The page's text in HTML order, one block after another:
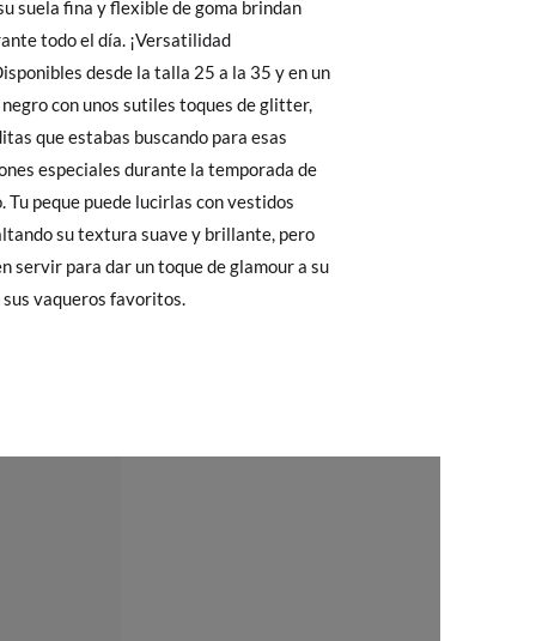
vaqueros favoritos.
acelerar el envío, puedes por muy
precio final será el de los zapatos que
& Devoluciones de nuestra web
de todo: te mandaremos otra
tienes que preocuparte por nada!
35
20,4 21,0 21,7 22.4